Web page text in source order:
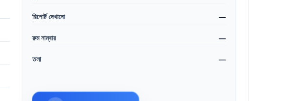
রিপোর্ট দেখানো —
রুম নাম্বার —
তলা —